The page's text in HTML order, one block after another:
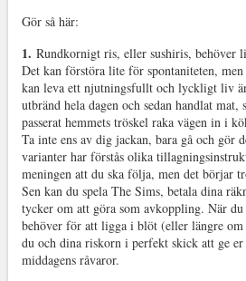
Gör så här:
1. Rundkornigt ris, eller sushiris, behöver
Det kan förstöra lite för spontaniteten,
kan leva ett njutningsfullt och lyckligt liv
utbränd hela dagen och sedan handlat mat,
passerat hemmets tröskel raka vägen in i
Ta inte ens av dig jackan, bara gå och gör
varianter har förstås olika
meningen att du ska följa, men det börjar
Sen kan du spela The Sims, betala dina
tycker om att göra som avkoppling. När
behöver för att ligga i blöt (eller längre
du och dina riskorn i perfekt skick att ge
middagens råvaror.